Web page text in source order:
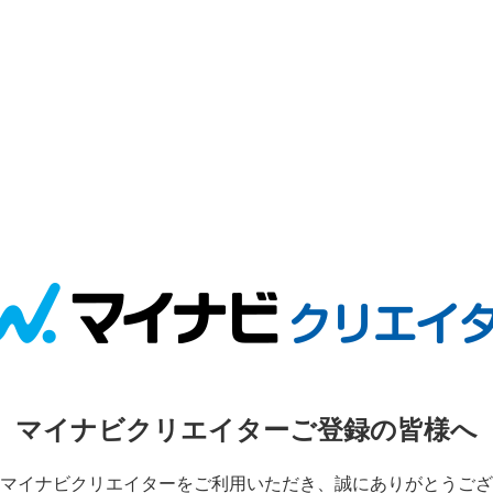
マイナビクリエイターご登録の皆様へ
イナビクリエイターをご利用いただき、誠にありがとうご